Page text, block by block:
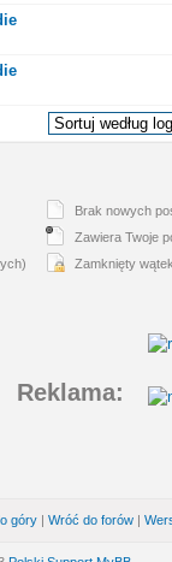
Brak nowych
Zawiera Twoje
Zamknięty
Reklama:
góry | Wróć do forów |